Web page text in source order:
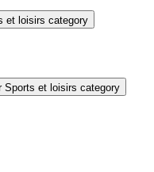
et loisirs category
Sports et loisirs category